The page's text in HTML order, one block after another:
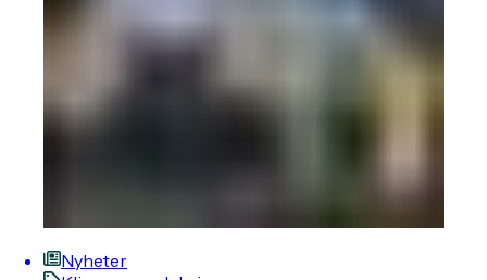
Nyheter